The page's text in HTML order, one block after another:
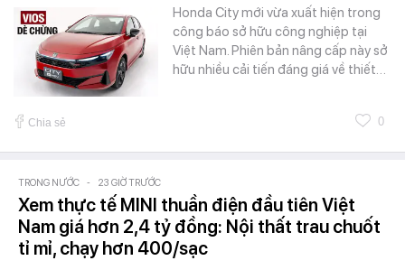
Honda City mới vừa xuất hiện trong
công báo sở hữu công nghiệp tại
Việt Nam. Phiên bản nâng cấp này sở
hữu nhiều cải tiến đáng giá về thiết…
Chia sẻ 0
TRONG NƯỚC - 23 GIỜ TRƯỚC
Xem thực tế MINI thuần điện đầu tiên Việt
Nam giá hơn 2,4 tỷ đồng: Nội thất trau chuốt
tỉ mỉ, chạy hơn 400/sạc